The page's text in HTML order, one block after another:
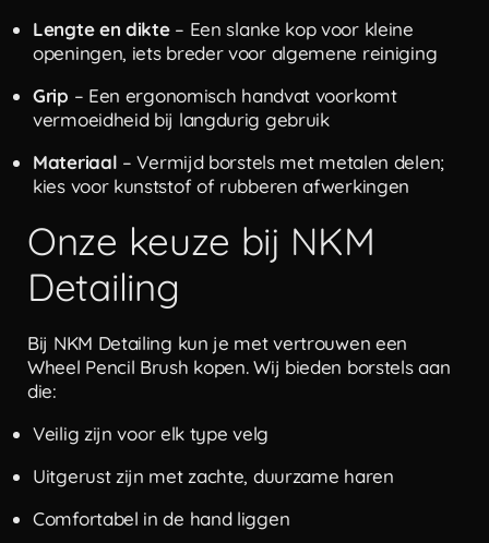
Lengte en dikte– Een slanke kop voor kleine
openingen, iets breder voor algemene reiniging
Grip – Een ergonomisch handvat voorkomt
vermoeidheid bij langdurig gebruik
Materiaal – Vermijd borstels met metalen delen;
kies voor kunststof of rubberen afwerkingen
Onze keuze bij NKM
Detailing
Bij NKM Detailing kun je met vertrouwen een
Wheel Pencil Brush kopen. Wij bieden borstels aan
die:
Veilig zijn voor elk type velg
Uitgerust zijn met zachte, duurzame haren
Comfortabel in de hand liggen